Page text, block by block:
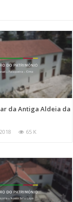
da Antiga Aldeia da
65 K